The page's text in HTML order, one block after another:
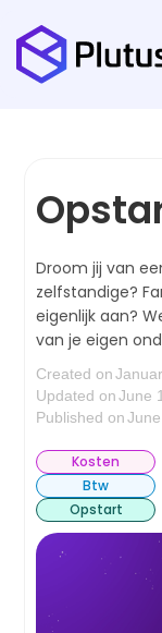
Droom jij van
zelfstandige?
eigenlijk aan?
van je eigen
Created on
Updated on June
Published on
Kosten
Btw
Opstart